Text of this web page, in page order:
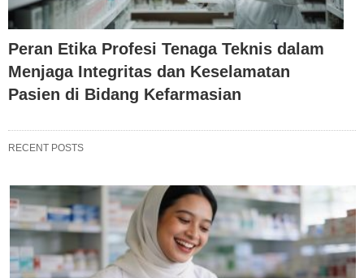
Peran Etika Profesi Tenaga Teknis dalam
Menjaga Integritas dan Keselamatan
Pasien di Bidang Kefarmasian
RECENT POSTS